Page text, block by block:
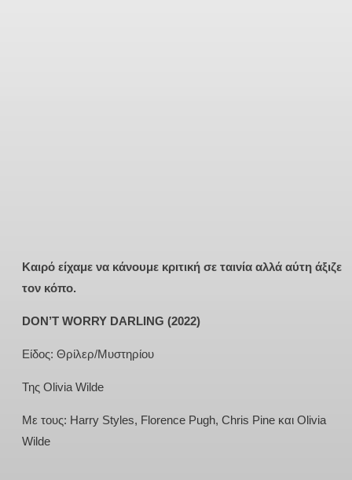
Καιρό είχαμε να κάνουμε κριτική σε ταινία αλλά αύτη άξιζε
τον κόπο.
DON’T WORRY DARLING (2022)
Είδος: Θρίλερ/Μυστηρίου
Της Olivia Wilde
Με τους: Harry Styles, Florence Pugh, Chris Pine και Olivia
Wilde